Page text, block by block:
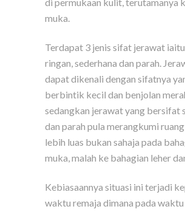
muka.
Terdapat 3 jenis sifat jerawat
ringan, sederhana dan parah.
dapat dikenali dengan sifatnya
berbintik kecil dan benjolan
sedangkan jerawat yang bersifat
dan parah pula merangkumi
lebih luas bukan sahaja pada
muka, malah ke bahagian leher
Kebiasaannya situasi ini terjadi
waktu remaja dimana pada waktu